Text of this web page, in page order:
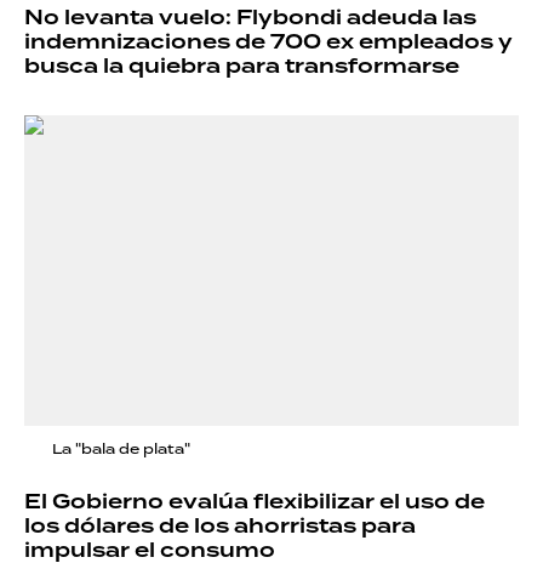
No levanta vuelo: Flybondi adeuda las
indemnizaciones de 700 ex empleados y
busca la quiebra para transformarse
La "bala de plata"
El Gobierno evalúa flexibilizar el uso de
los dólares de los ahorristas para
impulsar el consumo